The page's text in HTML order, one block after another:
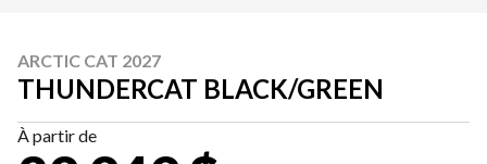
ARCTIC CAT 2027
THUNDERCAT BLACK/GREEN
À partir de